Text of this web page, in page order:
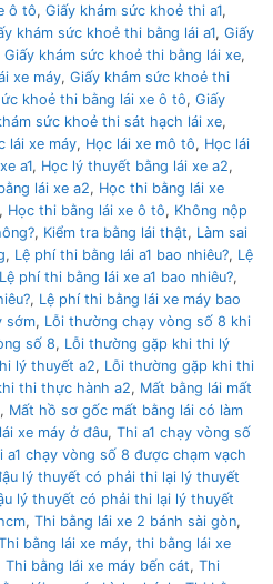
ô tô, Giấy khám sức khoẻ thi a1,
khám sức khoẻ thi bằng lái a1, Giấy
Giấy khám sức khoẻ thi bằng lái xe,
xe máy, Giấy khám sức khoẻ thi
khoẻ thi bằng lái xe ô tô, Giấy
sức khoẻ thi sát hạch lái xe,
lái xe máy, Học lái xe mô tô, Học lái
a1, Học lý thuyết bằng lái xe a2,
lái xe a2, Học thi bằng lái xe
, Học thi bằng lái xe ô tô, Không nộp
, Kiểm tra bằng lái thật, Làm sai
, Lệ phí thi bằng lái a1 bao nhiêu?, Lệ
Lệ phí thi bằng lái xe a1 bao nhiêu?,
, Lệ phí thi bằng lái xe máy bao
sớm, Lỗi thường chạy vòng số 8 khi
số 8, Lỗi thường gặp khi thi lý
lý thuyết a2, Lỗi thường gặp khi thi
thi thực hành a2, Mất bằng lái mất
, Mất hồ sơ gốc mất bằng lái có làm
xe máy ở đâu, Thi a1 chạy vòng số
a1 chạy vòng số 8 được chạm vạch
lý thuyết có phải thi lại lý thuyết
lý thuyết có phải thi lại lý thuyết
, Thi bằng lái xe 2 bánh sài gòn,
bằng lái xe máy, thi bằng lái xe
Thi bằng lái xe máy bến cát, Thi